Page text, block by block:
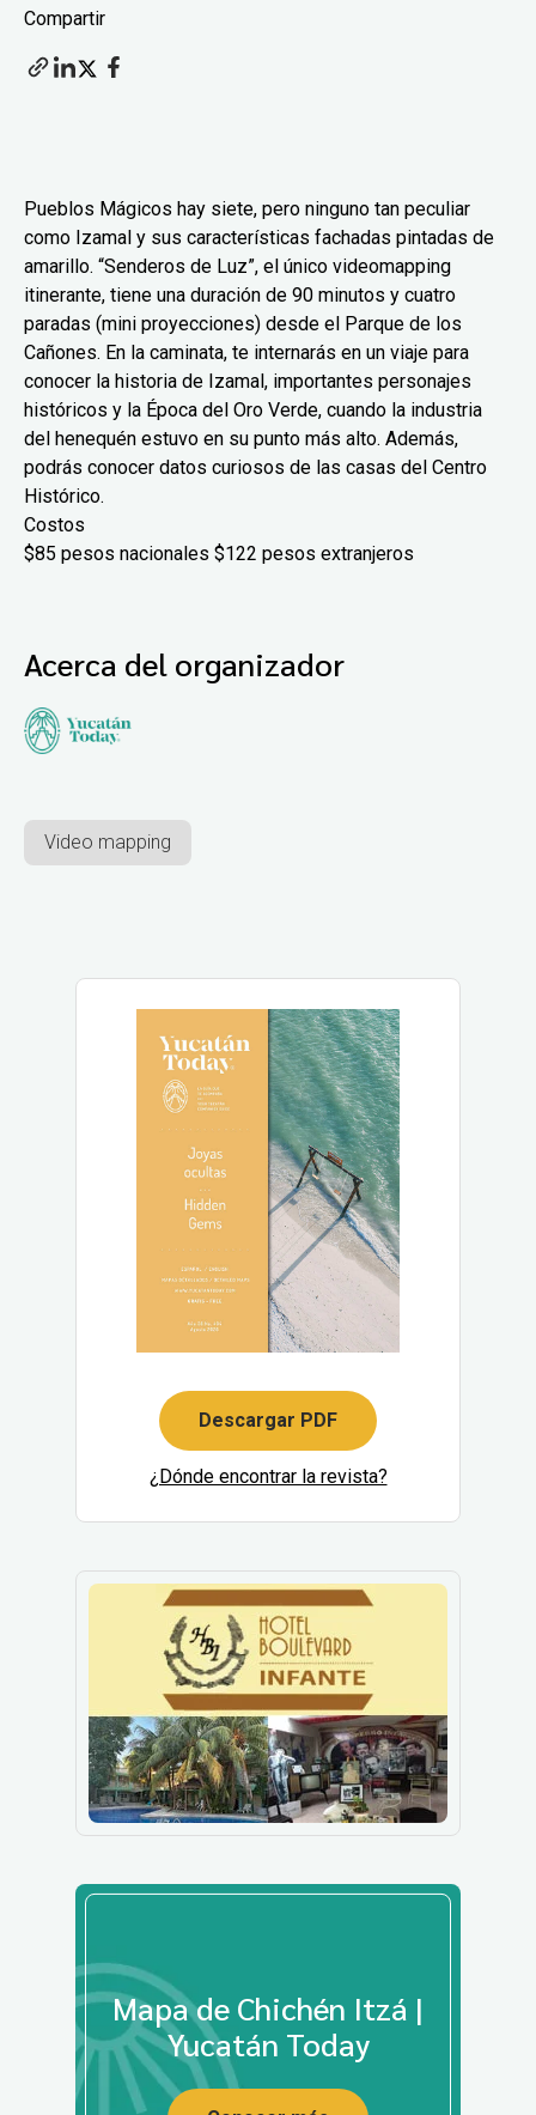
Compartir
Pueblos Mágicos hay siete, pero ninguno tan peculiar
como Izamal y sus características fachadas pintadas de
amarillo. “Senderos de Luz”, el único videomapping
itinerante, tiene una duración de 90 minutos y cuatro
paradas (mini proyecciones) desde el Parque de los
Cañones. En la caminata, te internarás en un viaje para
conocer la historia de Izamal, importantes personajes
históricos y la Época del Oro Verde, cuando la industria
del henequén estuvo en su punto más alto. Además,
podrás conocer datos curiosos de las casas del Centro
Histórico.
Costos
$85 pesos nacionales $122 pesos extranjeros
Acerca del organizador
Video mapping
Descargar PDF
¿Dónde encontrar la revista?
Mapa de Chichén Itzá |
Yucatán Today